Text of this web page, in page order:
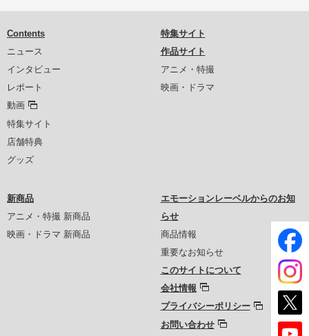
Contents
ニュース
インタビュー
レポート
動画
特集サイト
店舗特典
グッズ
特集サイト
作品サイト
アニメ・特撮
映画・ドラマ
新商品
アニメ・特撮 新商品
映画・ドラマ 新商品
エモーションレーベルからのお知
らせ
商品情報
重要なお知らせ
このサイトについて
会社情報
プライバシーポリシー
お問い合わせ